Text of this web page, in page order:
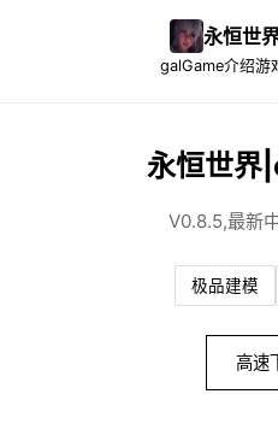
永恒世
galGame介绍游
永恒世
V0.8.5,最新
极品建模
高速